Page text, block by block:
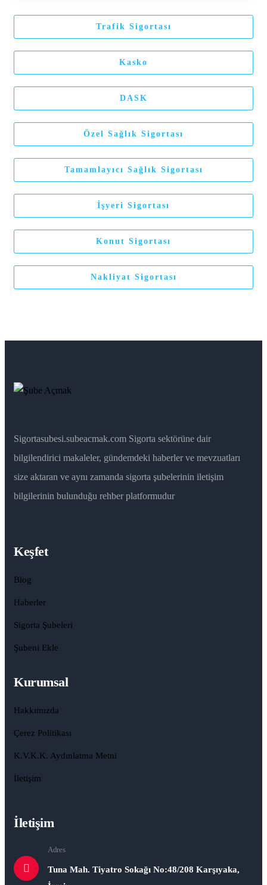
Trafik Sigortası
Kasko
DASK
Özel Sağlık Sigortası
Tamamlayıcı Sağlık Sigortası
İşyeri Sigortası
Konut Sigortası
Nakliyat Sigortası
Sigortasubesi.subeacmak.com Sigorta sektörüne dair
bilgilendirici makaleler, gündemdeki haberler ve mevzuatları
size aktaran ve aynı zamanda sigorta şubelerinin iletişim
bilgilerinin bulunduğu rehber platformudur
Keşfet
Blog
Haberler
Sigorta Şubeleri
Şubeni Ekle
Kurumsal
Hakkımızda
Çerez Politikası
K.V.K.K. Aydınlatma Metni
İletişim
İletişim
Adres
Tuna Mah. Tiyatro Sokağı No:48/208 Karşıyaka,